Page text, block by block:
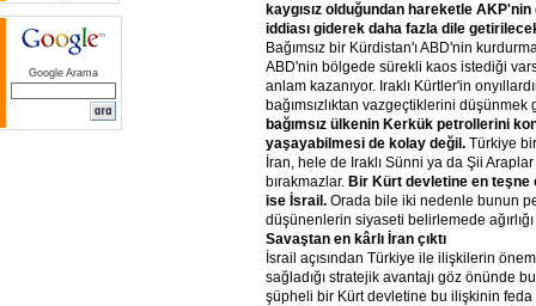
Google Arama
kaygısız olduğundan hareketle
iddiası giderek daha fazla dile
Bağımsız bir Kürdistan'ı ABD'nin
ABD'nin bölgede sürekli kaos istediği
anlam kazanıyor. Iraklı Kürtler'in
bağımsızlıktan vazgeçtiklerini
bağımsız ülkenin Kerkük petrollerini
yaşayabilmesi de kolay değil. Türkiye
İran, hele de Iraklı Sünni ya da Şii
bırakmazlar. Bir Kürt devletine en teşne
ise İsrail. Orada bile iki nedenle bunun
düşünenlerin siyaseti belirlemede ağırlığı
Savaştan en kârlı İran çıktı
İsrail açısından Türkiye ile ilişkilerin
sağladığı stratejik avantajı göz önünde
şüpheli bir Kürt devletine bu ilişkinin